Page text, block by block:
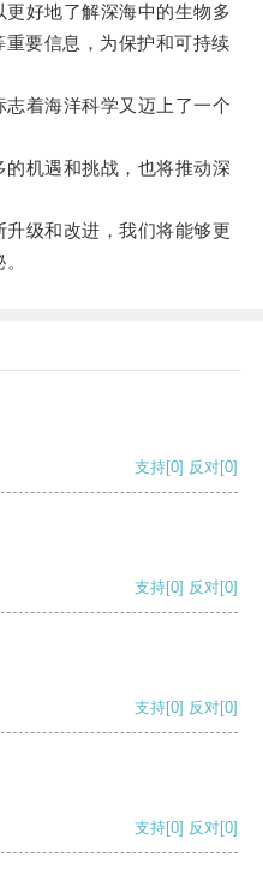
好地了解深海中的生物多
要信息，为保护和可持续
着海洋科学又迈上了一个
机遇和挑战，也将推动深
级和改进，我们将能够更
支持[0] 反对[0]
支持[0] 反对[0]
支持[0] 反对[0]
支持[0] 反对[0]